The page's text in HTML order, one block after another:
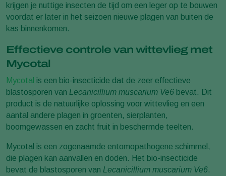
krijgen je nuttige insecten de tijd om een leger op te bouwen
voordat er later in het seizoen nieuwe plagen van buiten de
kas binnenkomen.
Effectieve controle van wittevlieg met
Mycotal
Mycotal is een bio-insecticide dat de zeer effectieve
blastosporen van Lecanicillium muscarium Ve6 bevat. Dit
product is de natuurlijke oplossing voor wittevlieg en een
aantal andere plagen in groenten, sierplanten,
boomgewassen en zacht fruit in beschermde teelten.
Mycotal is een zogenaamde entomopathogene schimmel,
die plagen kan aanvallen en doden. Het bio-insecticide
bevat de blastosporen van Lecanicillium muscarium Ve6.